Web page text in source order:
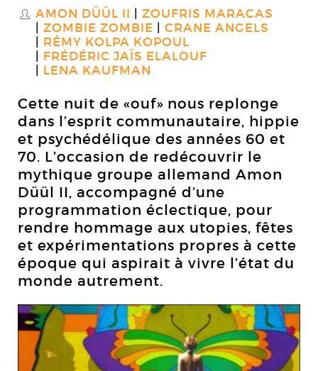
S AMON DÜÜL II
ZOUFRIS MARACAS
ZOMBIE ZOMBIE
CRANE ANGELS
RÉMY KOLPA KOPOUL
FRÉDÉRIC JAÏS ELALOUF
LENA KAUFMAN
Cette nuit de «ouf» nous replonge
dans l’esprit communautaire, hippie
et psychédélique des années 60 et
70. L’occasion de redécouvrir le
mythique groupe allemand Amon
Düül II, accompagné d’une
programmation éclectique, pour
rendre hommage aux utopies, fêtes
et expérimentations propres à cette
époque qui aspirait à vivre l’état du
monde autrement.